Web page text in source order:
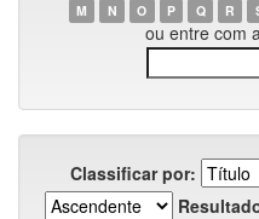
M
N O P Q R
ou entre com
Classificar por: